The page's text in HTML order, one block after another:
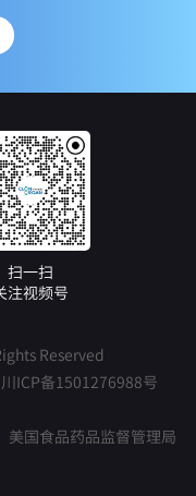
扫一扫
注视频号
Reserved
川ICP备1501276988号
美国食品药品监督管理局